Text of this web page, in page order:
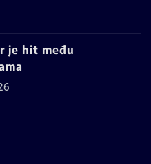
je hit među